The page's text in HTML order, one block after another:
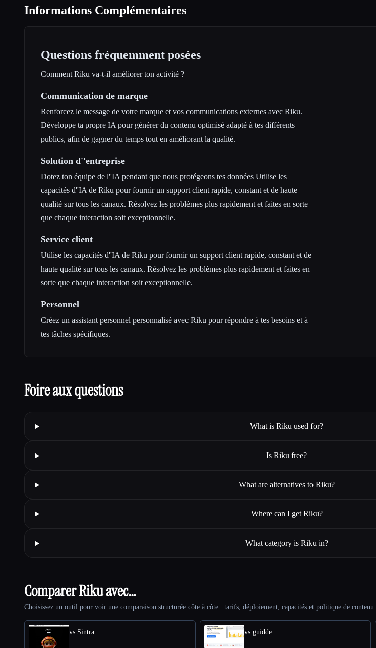
Informations Complémentaires
Questions fréquemment posées
Comment Riku va-t-il améliorer ton activité ?
Communication de marque
Renforcez le message de votre marque et vos communications externes avec Riku.
Développe ta propre IA pour générer du contenu optimisé adapté à tes différents
publics, afin de gagner du temps tout en améliorant la qualité.
Solution d''entreprise
Dotez ton équipe de l''IA pendant que nous protégeons tes données Utilise les
capacités d''IA de Riku pour fournir un support client rapide, constant et de haute
qualité sur tous les canaux. Résolvez les problèmes plus rapidement et faites en sorte
que chaque interaction soit exceptionnelle.
Service client
Utilise les capacités d''IA de Riku pour fournir un support client rapide, constant et de
haute qualité sur tous les canaux. Résolvez les problèmes plus rapidement et faites en
sorte que chaque interaction soit exceptionnelle.
Personnel
Créez un assistant personnel personnalisé avec Riku pour répondre à tes besoins et à
tes tâches spécifiques.
Foire aux questions
What is Riku used for?
Is Riku free?
What are alternatives to Riku?
Where can I get Riku?
What category is Riku in?
Comparer Riku avec…
Choisissez un outil pour voir une comparaison structurée côte à côte : tarifs, déploiement, capacités et politique de contenu.
vs Sintra vs guidde